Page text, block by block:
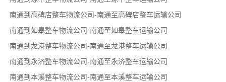
南通到高碑店整车物流公司-南通至高碑店整车运输公司
南通到如皋整车物流公司-南通至如皋整车运输公司
南通到龙港整车物流公司-南通至龙港整车运输公司
南通到永济整车物流公司-南通至永济整车运输公司
南通到本溪整车物流公司-南通至本溪整车运输公司